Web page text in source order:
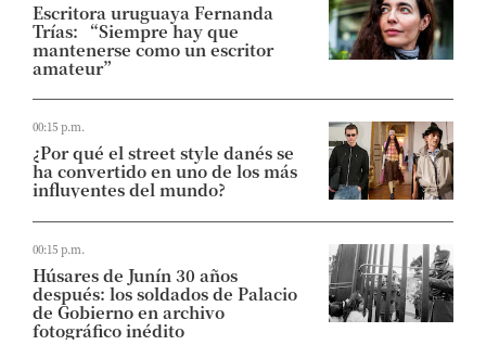
Escritora uruguaya Fernanda
Trías: “Siempre hay que
mantenerse como un escritor
amateur”
00:15 p.m.
¿Por qué el street style danés se
ha convertido en uno de los más
influyentes del mundo?
00:15 p.m.
Húsares de Junín 30 años
después: los soldados de Palacio
de Gobierno en archivo
fotográfico inédito